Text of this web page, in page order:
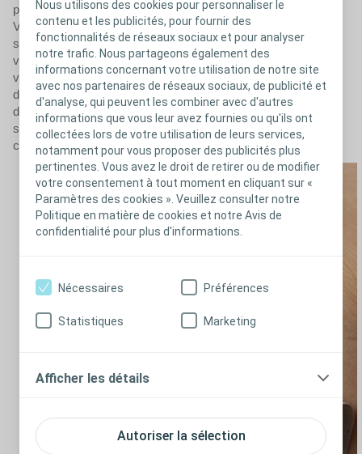
Nous utilisons des cookies pour personnaliser le
contenu et les publicités, pour fournir des
fonctionnalités de réseaux sociaux et pour analyser
notre trafic. Nous partageons également des
informations concernant votre utilisation de notre site
avec nos partenaires de réseaux sociaux, de publicité et
d'analyse, qui peuvent les combiner avec d'autres
informations que vous leur avez fournies ou qu'ils ont
collectées lors de votre utilisation de leurs services,
notamment pour vous proposer des publicités plus
pertinentes. Vous avez le droit de retirer ou de modifier
votre consentement à tout moment en cliquant sur «
Paramètres des cookies ». Veuillez consulter notre
Politique en matière de cookies et notre Avis de
confidentialité pour plus d'informations.
Autoriser la sélection
Nécessaires Préférences
Statistiques Marketing
Afficher les détails
portent une iléostomie vident leur poche 6 à 10 fois par jour.
Vous changerez probablement votre poche tous les jours et le
support adhésif sera changé en même temps que la poche (si
vous utilisez un appareillage 1 pièce) ou tous les 2 à 3 jours (si
vous utilisez un appareillage 2 pièces)*. Utilisez une poche
dotée d’un protecteur cutané qui n’irrite pas la peau et munie
d’un matériau doux (voile en non-tissé). Votre infirmière
stomathérapeute vous aidera à choisir la poche qui vous
convient.